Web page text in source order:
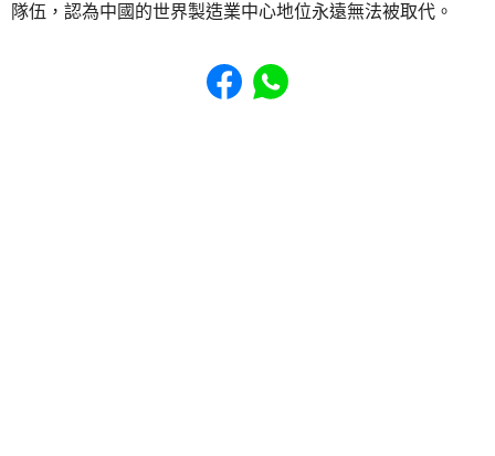
隊伍，認為中國的世界製造業中心地位永遠無法被取代。
Share to Facebook
Share to WhatsApp